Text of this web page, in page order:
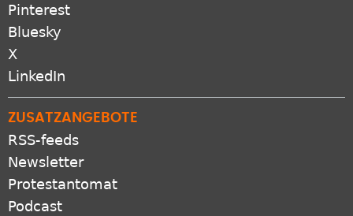
Pinterest
Bluesky
X
LinkedIn
ZUSATZANGEBOTE
RSS-feeds
Newsletter
Protestantomat
Podcast